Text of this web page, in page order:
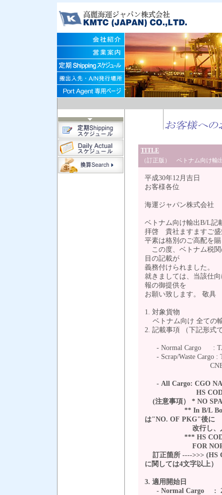
TITLE
（訂正版） ベトナム向け輸
平成30年12月吉日
お客様各位
海運ジャパン株式会社
ベトナム向け輸出B/L記
拝啓 貴社ますますご盛
平素は格別のご高配を
この度、ベトナム税関
目の記載が
義務付けられました。
就きましては、当該仕
報の御提供を
お願い致します。 敬具
1. 対象貨物
ベトナム向け 全ての
2. 記載事項 （下記形式
- Normal Cargo : TAX
- Scrap/Waste Cargo :
CNEE
- All Cargo: CGO
HS
(注意事項） * NO
** In B/L Body,
は"NO. OF PKG"後に
改行し、入
*** HS CODE must
FOR
訂正箇所 ---->>> (HS
に関しては4文字以上）
3. 適用開始日
- Normal Cargo :